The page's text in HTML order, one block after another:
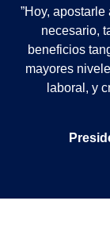
”Hoy,
necesario,
beneficios
mayores
laboral, y